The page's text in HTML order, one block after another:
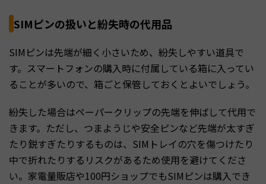
SIMピンの扱いと紛失時の代用品
SIMピンは先端が細く小さいため、紛失しやすい道具で
す。スマートフォンの購入時に付属している箱に入ってい
ることが多いので、箱ごと保管しておくとよいでしょう。
紛失した場合はペーパークリップの先端を伸ばして代用で
きます。ただし、つまようじや安全ピンなど先端が太すぎ
たり鋭すぎたりするものは、SIMトレイの穴を傷つけたり
中で折れたりするリスクがあるため使用を避けてくださ
い。家電量販店や100円ショップでもSIMピンは購入でき